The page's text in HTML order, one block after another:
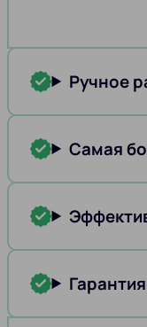
Ручное
Самая
Гарантия